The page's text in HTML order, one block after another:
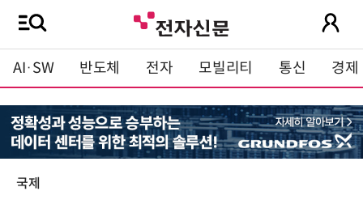
AI·SW 반도체 전자 모빌리티 통신 경제
국제